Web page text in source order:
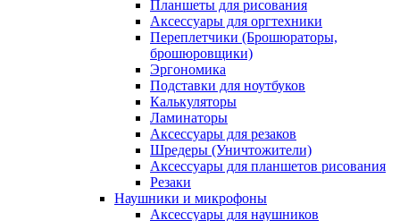
Планшеты для рисования
Аксессуары для оргтехники
Переплетчики (Брошюраторы,
брошюровщики)
Эргономика
Подставки для ноутбуков
Калькуляторы
Ламинаторы
Аксессуары для резаков
Шредеры (Уничтожители)
Аксессуары для планшетов рисования
Резаки
Наушники и микрофоны
Аксессуары для наушников